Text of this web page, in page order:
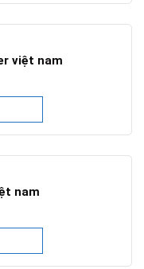
việt nam
nam